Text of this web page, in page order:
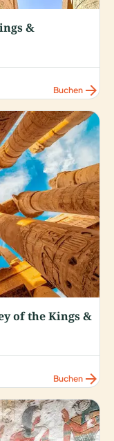
&
Buchen arrow_forward
of the Kings &
Buchen arrow_forward